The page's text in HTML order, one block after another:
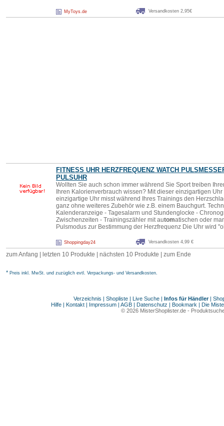
MyToys.de Versandkosten 2,95€
FITNESS UHR HERZFREQUENZ WATCH
PULSUHR
Wollten Sie auch schon immer während Sie Sport treiben
Ihren Kalorienverbrauch wissen? Mit dieser einzigartigen
einzigartige Uhr misst während Ihres Trainings den
ganz ohne weiteres Zubehör wie z.B. einem Bauchgurt.
Kalenderanzeige - Tagesalarm und Stundenglocke -
Zwischenzeiten - Trainingszähler mit automatischen oder
Pulsmodus zur Bestimmung der Herzfrequenz Die Uhr wird
Shoppingday24 Versandkosten 4,99 €
zum Anfang letzten 10 Produkte | nächsten 10 Produkte | zum Ende
* Preis inkl. MwSt. und zuzüglich evtl. Verpackungs- und Versandkosten.
Verzeichnis | Shopliste| Live Suche| Infos für Händler|
Hilfe | Kontakt | Impressum | AGB | Datenschutz | Bookmark | Die
© 2026 MisterShoplister.de-